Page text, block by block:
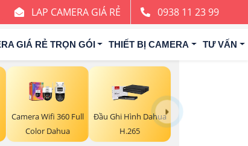
LAP CAMERA GIÁ RẺ 0938 11 23 99
GIÁ RẺ TRỌN GÓI THIẾT BỊ CAMERA TƯ VẤN
Camera Wifi 360 Full
Color Dahua
Đầu Ghi Hình Dahua
H.265